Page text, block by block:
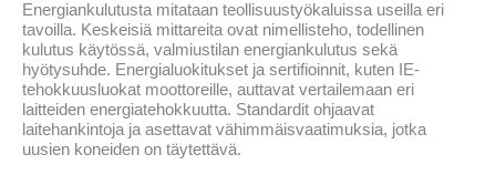
Energiankulutusta mitataan teollisuustyökaluissa useilla eri
tavoilla. Keskeisiä mittareita ovat nimellisteho, todellinen
kulutus käytössä, valmiustilan energiankulutus sekä
hyötysuhde. Energialuokitukset ja sertifioinnit, kuten IE-
tehokkuusluokat moottoreille, auttavat vertailemaan eri
laitteiden energiatehokkuutta. Standardit ohjaavat
laitehankintoja ja asettavat vähimmäisvaatimuksia, jotka
uusien koneiden on täytettävä.